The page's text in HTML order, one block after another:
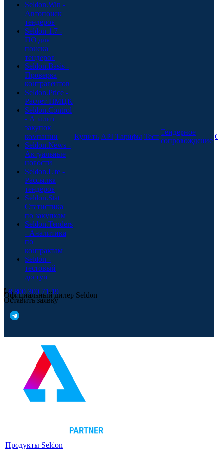
Seldon.Win -
Автопоиск
тендеров
Seldon 1.7 -
ПО для
поиска
тендеров
Seldon.Basis -
Проверка
контрагентов
Seldon.Price -
Расчет НМЦК
Seldon.Control
- Анализ
закупок
компании
Seldon.News -
Актуальные
новости
Seldon.Lite -
Рассылка
тендеров
Seldon.Stat -
Статистика
по закупкам
Seldon.Tenders
- Аналитика
по
контрактам
Seldon -
тестовый
доступ
Купить API Тарифы Тест
Тендерное
сопровождение
Официальный дилер Seldon
8 800 300 71 19
Оставить заявку
Продукты Seldon